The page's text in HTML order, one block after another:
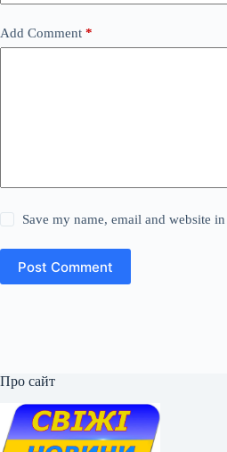
Add Comment *
Save my name, email and website
Post Comment
Про сайт